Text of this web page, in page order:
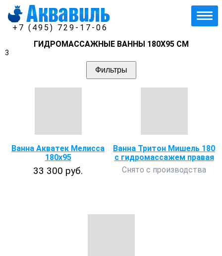
+7 (495) 729-17-06
ГИДРОМАССАЖНЫЕ ВАННЫ 180Х95 СМ
3
Фильтры
Ванна Акватек Мелисса
180х95
33 300 руб.
Ванна Тритон Мишель 180
с гидромассажем правая
Снято с производства